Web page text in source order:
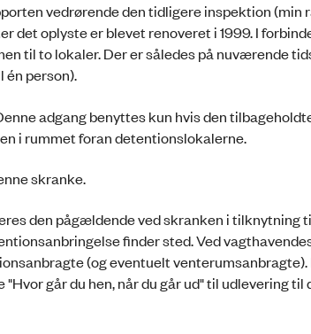
vedrørende den tidligere inspektion (min
det oplyste er blevet renoveret i 1999. I
til to lokaler. Der er således på nuværende
én person).
adgang benyttes kun hvis den
i rummet foran detentionslokalerne.
skranke.
den pågældende ved skranken i tilknytning
finder sted. Ved
(og eventuelt venterumsanbragte).
går du hen, når du går ud" til udlevering til